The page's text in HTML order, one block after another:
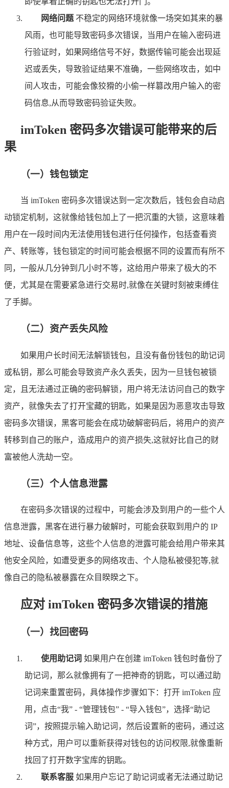
网络问题 不稳定的网络环境就像一场突如其来的暴
风雨，也可能导致密码多次错误，当用户在输入密码进
行验证时，如果网络信号不好，数据传输可能会出现延
迟或丢失，导致验证结果不准确，一些网络攻击，如中
间人攻击，可能会像狡猾的小偷一样篡改用户输入的密
码信息,从而导致密码验证失败。
imToken 密码多次错误可能带来的后
果
（一）钱包锁定
当 imToken 密码多次错误达到一定次数后，钱包会自动启
动锁定机制，这就像给钱包加上了一把沉重的大锁，这意味着
用户在一段时间内无法使用钱包进行任何操作，包括查看资
产、转账等，钱包锁定的时间可能会根据不同的设置而有所不
同，一般从几分钟到几小时不等，这给用户带来了极大的不
便，尤其是在需要紧急进行交易时,就像在关键时刻被束缚住
了手脚。
（二）资产丢失风险
如果用户长时间无法解锁钱包，且没有备份钱包的助记词
或私钥，那么可能会导致资产永久丢失，因为一旦钱包被锁
定，且无法通过正确的密码解锁，用户将无法访问自己的数字
资产，就像失去了打开宝藏的钥匙，如果是因为恶意攻击导致
密码多次错误，黑客可能会在成功破解密码后，将用户的资产
转移到自己的账户，造成用户的资产损失,这就好比自己的财
富被他人洗劫一空。
（三）个人信息泄露
在密码多次错误的过程中，可能会涉及到用户的一些个人
信息泄露，黑客在进行暴力破解时，可能会获取到用户的 IP
地址、设备信息等，这些个人信息的泄露可能会给用户带来其
他安全风险，如遭受更多的网络攻击、个人隐私被侵犯等,就
像自己的隐私被暴露在众目睽睽之下。
应对 imToken 密码多次错误的措施
（一）找回密码
使用助记词 如果用户在创建 imToken 钱包时备份了
助记词，那么就像拥有了一把神奇的钥匙，可以通过助
记词来重置密码，具体操作步骤如下：打开 imToken 应
用，点击“我” - “管理钱包” - “导入钱包”，选择“助记
词”，按照提示输入助记词，然后设置新的密码，通过这
种方式，用户可以重新获得对钱包的访问权限,就像重新
找回了打开数字宝库的钥匙。
联系客服 如果用户忘记了助记词或者无法通过助记